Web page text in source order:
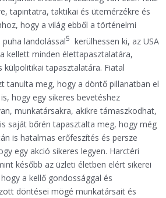
tapintatra, taktikai és ütemérzékre és
hogy a világ ebből a történelmi
landolással5 kerülhessen ki, az USA
kellett minden élettapasztalatára,
külpolitikai tapasztalatára. Fiatal
tanulta meg, hogy a döntő pillanatban el
hogy egy sikeres bevetéshez
munkatársakra, akikre támaszkodhat,
saját bőrén tapasztalta meg, hogy még
is hatalmas erőfeszítés és persze
egy akció sikeres legyen. Harctéri
később az üzleti életben elért sikerei
a kellő gondossággal és
döntései mögé munkatársait és